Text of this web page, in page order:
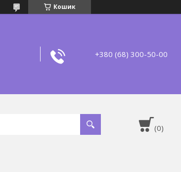
Кошик
+380 (68) 300-50-00